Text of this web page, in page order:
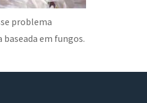
problema
em fungos.